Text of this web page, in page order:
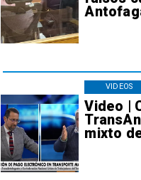
Video |
mixto
VIDEOS